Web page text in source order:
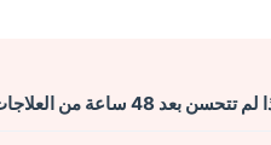
تتحسن بعد 48 ساعة من العلاجات المنزلية